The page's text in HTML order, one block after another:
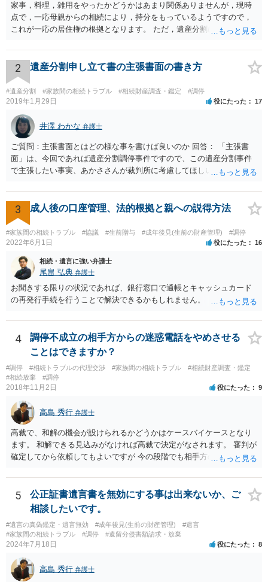
家事，料理，雑用をやったかどうかはあまり関係ありませんが，現時
点で，一応母親からの相続により，持分をもっているようですので，
これが一応の居住権の根拠となります。 ただ，遺産分割により，母の
2 遺産分割申し立て書の主張書面の書き方
#遺産分割 #家族間の相続トラブル #相続財産調査・鑑定 #調停
2019年1月29日 役にたった 17
井澤 わかな 弁護士
ご質問：主張書面とはどの様な事を書けば良いのか 回答： 「主張書
面」は、今回であれば遺産分割調停事件ですので、この遺産分割事件
で主張したい事実、あかささんが裁判所に考慮してほしいと思う、亡
ります。 もし、主張したい事実や考慮してほしい事情に関連して
資料を持っているようであれば、主張書面とは別で提出できます。も
し、お姉さんに見られたくないような資料がある場合、「非開示の希
望に関する申出書」と共に提出することも考えられます。 ご質問：書
いた方が良い事と書かない方が良い事 回答： お姉さんが申立書の「申
立ての趣旨」のところに書いている遺産の分け方に対して意見があれ
ば、まずそれを書くとよいです。 次に「申立ての理由」のところに、
なぜ調停を申し立てたのか(例えば、あかささんと話合いが出来ない／
決裂した、など)や亡くなった方・あかささん・お姉さん間の事情やい
きさつなどが書かれていると思うので、あかささんから見てそれは違
分けるかを決めるについてあかささんが重要だと考える事情があれば
(例えば、○○のときにお姉さんは亡くなった方からお金を援助してもら
産分割に関係ない(と思われる)いきさつを沢山盛り込むことだと考えま
す(あくまで遺産分割に関係することに留める方が、裁判所や調停委員
3 成人後の口座管理、法的根拠と親への説得方法
#家族間の相続トラブル #協議 #生前贈与 #成年後見(生前の財産管理) #調停
2022年6月1日 役にたった 16
相続・遺言に強い弁護士
尾畠 弘典 弁護士
お聞きする限りの状況であれば、銀行窓口で通帳とキャッシュカード
の再発行手続を行うことで解決できるかもしれません。
4
調停不成立の相手方からの迷惑電話をやめさせる
ことはできますか？
#調停 #相続トラブルの代理交渉 #家族間の相続トラブル
#相続財産調査・鑑定
#相続放棄
#調停
2018年11月2日 役にたった 9
高島 秀行 弁護士
高裁で、和解の機会が設けられるかどうかはケースバイケースとなり
ます。 和解できる見込みがなければ高裁で決定がなされます。 審判が
確定してから依頼してもよいですが 今の段階でも相手方の連絡が迷惑
5
公正証書遺言書を無効にする事は出来ないか、ご
相談したいです。
#遺言の真偽鑑定・遺言無効 #成年後見(生前の財産管理)
#遺言
#家族間の相続トラブル
#調停 #遺留分侵害額請求・放棄
2024年7月18日 役にたった 8
高島 秀行 弁護士